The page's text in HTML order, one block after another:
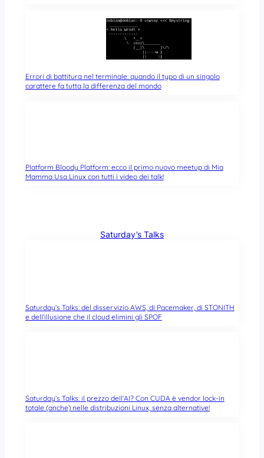
Errori di battitura nel terminale: quando il typo di un singolo
carattere fa tutta la differenza del mondo
Platform Bloody Platform: ecco il primo nuovo meetup di Mia
Mamma Usa Linux con tutti i video dei talk!
Saturday’s Talks
Saturday’s Talks: del disservizio AWS, di Pacemaker, di STONITH
e dell’illusione che il cloud elimini gli SPOF
Saturday’s Talks: il prezzo dell’AI? Con CUDA è vendor lock-in
totale (anche) nelle distribuzioni Linux, senza alternative!